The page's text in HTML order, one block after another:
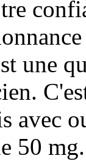
une
avec
50 mg.